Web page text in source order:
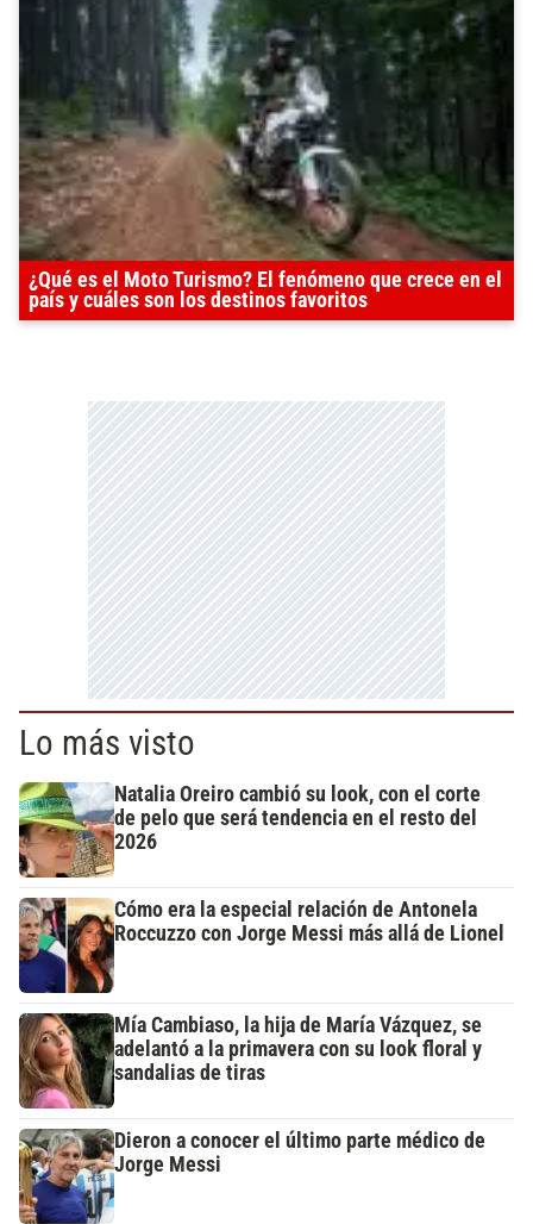
¿Qué es el Moto Turismo? El fenómeno que crece en el
país y cuáles son los destinos favoritos
Lo más visto
Natalia Oreiro cambió su look, con el corte
de pelo que será tendencia en el resto del
2026
Cómo era la especial relación de Antonela
Roccuzzo con Jorge Messi más allá de Lionel
Mía Cambiaso, la hija de María Vázquez, se
adelantó a la primavera con su look floral y
sandalias de tiras
Dieron a conocer el último parte médico de
Jorge Messi